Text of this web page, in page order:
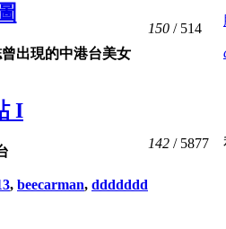
出現的中港台美女
150 / 514
I
, beecarman, ddddddd
142 / 5877